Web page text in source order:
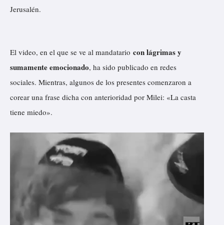
Jerusalén.
El video, en el que se ve al mandatario con lágrimas y
sumamente emocionado, ha sido publicado en redes
sociales. Mientras, algunos de los presentes comenzaron a
corear una frase dicha con anterioridad por Milei: «La casta
tiene miedo».